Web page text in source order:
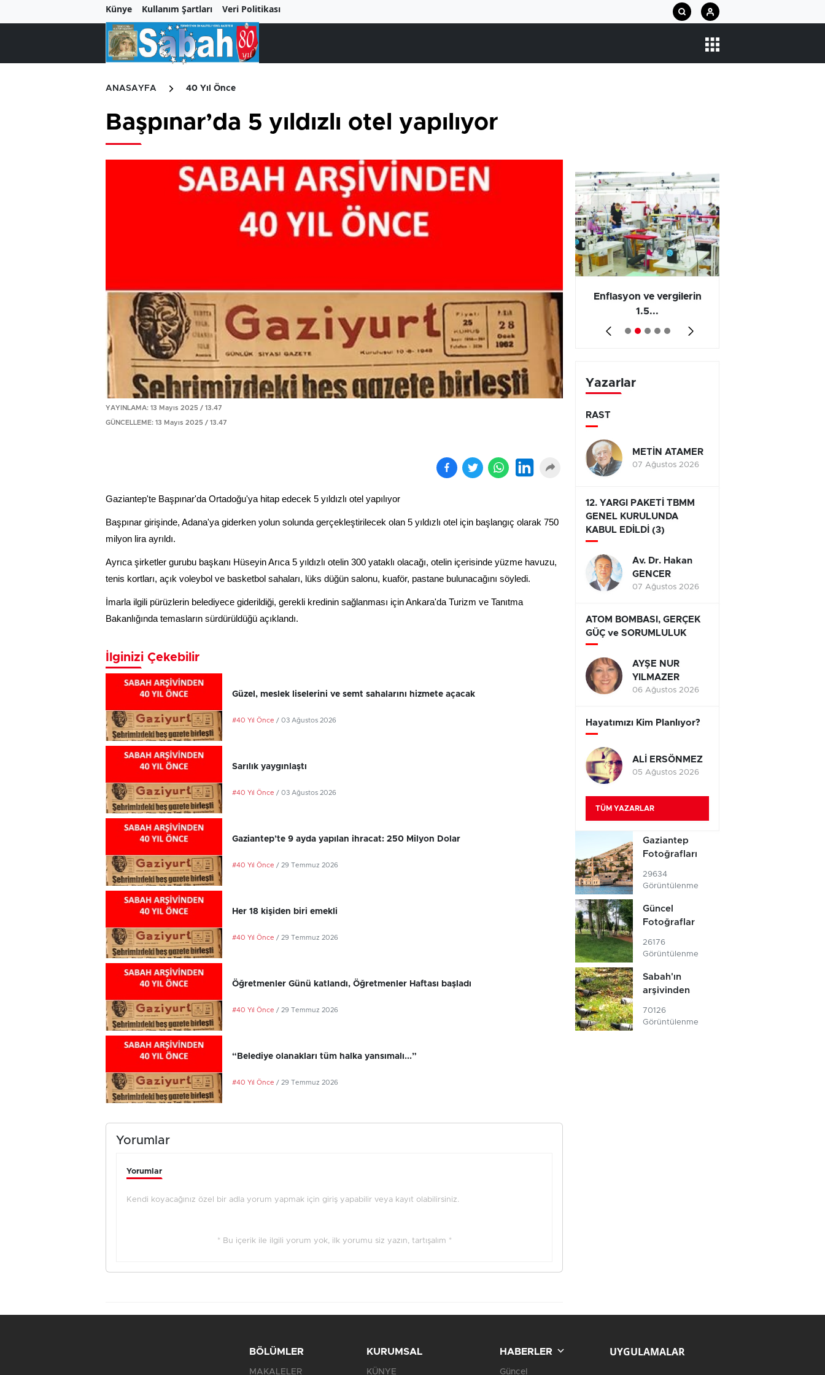
Künye Kullanım Şartları Veri Politikası
ANASAYFA 40 Yıl Önce
Başpınar’da 5 yıldızlı otel yapılıyor
YAYINLAMA: 13 Mayıs 2025 / 13.47
GÜNCELLEME: 13 Mayıs 2025 / 13.47
Gaziantep'te Başpınar'da Ortadoğu'ya hitap edecek 5 yıldızlı otel yapılıyor
Başpınar girişinde, Adana'ya giderken yolun solunda gerçekleştirilecek olan 5 yıldızlı otel için başlangıç olarak 750
milyon lira ayrıldı.
Ayrıca şirketler gurubu başkanı Hüseyin Arıca 5 yıldızlı otelin 300 yataklı olacağı, otelin içerisinde yüzme havuzu,
tenis kortları, açık voleybol ve basketbol sahaları, lüks düğün salonu, kuaför, pastane bulunacağını söyledi.
İmarla ilgili pürüzlerin belediyece giderildiği, gerekli kredinin sağlanması için Ankara'da Turizm ve Tanıtma
Bakanlığında temasların sürdürüldüğü açıklandı.
İlginizi Çekebilir
Güzel, meslek liselerini ve semt sahalarını hizmete açacak
#40 Yıl Önce / 03 Ağustos 2026
Sarılık yaygınlaştı
#40 Yıl Önce / 03 Ağustos 2026
Gaziantep’te 9 ayda yapılan ihracat: 250 Milyon Dolar
#40 Yıl Önce / 29 Temmuz 2026
Her 18 kişiden biri emekli
#40 Yıl Önce / 29 Temmuz 2026
Öğretmenler Günü katlandı, Öğretmenler Haftası başladı
#40 Yıl Önce / 29 Temmuz 2026
“Belediye olanakları tüm halka yansımalı...”
#40 Yıl Önce / 29 Temmuz 2026
Yorumlar
Yorumlar
Kendi koyacağınız özel bir adla yorum yapmak için giriş yapabilir veya kayıt olabilirsiniz.
* Bu içerik ile ilgili yorum yok, ilk yorumu siz yazın, tartışalım *
Birçok uyku hastalığının
En ucuz sigara 120 TL, en
pa...
Enflasyon ve vergilerin
1.5...
Yazarlar
RAST
METİN ATAMER
07 Ağustos 2026
12. YARGI PAKETİ TBMM
GENEL KURULUNDA
KABUL EDİLDİ (3)
Av. Dr. Hakan
GENCER
07 Ağustos 2026
ATOM BOMBASI, GERÇEK
GÜÇ ve SORUMLULUK
AYŞE NUR
YILMAZER
06 Ağustos 2026
Hayatımızı Kim Planlıyor?
ALİ ERSÖNMEZ
05 Ağustos 2026
TÜM YAZARLAR
Gaziantep
Fotoğrafları
29634
Görüntülenme
Güncel
Fotoğraflar
26176
Görüntülenme
Sabah'ın
arşivinden
70126
Görüntülenme
BÖLÜMLER
MAKALELER
KURUMSAL
KÜNYE
HABERLER
Güncel
UYGULAMALAR